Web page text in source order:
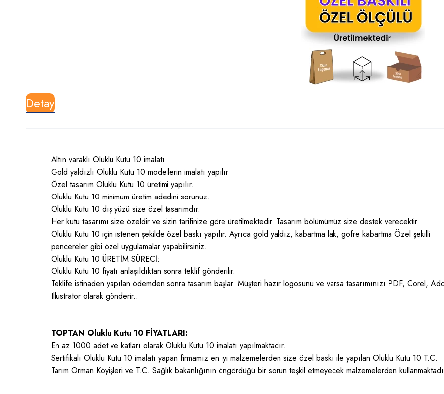
Detay
Altın varaklı Oluklu Kutu 10 imalatı
Gold yaldızlı Oluklu Kutu 10 modellerin imalatı yapılır
Özel tasarım Oluklu Kutu 10 üretimi yapılır.
Oluklu Kutu 10 minimum üretim adedini sorunuz.
Oluklu Kutu 10 dış yüzü size özel tasarımdır.
Her kutu tasarımı size özeldir ve sizin tarifinize göre üretilmektedir. Tasarım bölümümüz size destek verecektir.
Oluklu Kutu 10 için istenen şekilde özel baskı yapılır. Ayrıca gold yaldız, kabartma lak, gofre kabartma Özel şekilli
pencereler gibi özel uygulamalar yapabilirsiniz.
Oluklu Kutu 10 ÜRETİM SÜRECİ:
Oluklu Kutu 10 fiyatı anlaşıldıktan sonra teklif gönderilir.
Teklife istinaden yapılan ödemden sonra tasarım başlar. Müşteri hazır logosunu ve varsa tasarımınızı PDF, Corel,
Illustrator olarak gönderir..
TOPTAN Oluklu Kutu 10 FİYATLARI:
En az 1000 adet ve katları olarak Oluklu Kutu 10 imalatı yapılmaktadır.
Sertifikalı Oluklu Kutu 10 imalatı yapan firmamız en iyi malzemelerden size özel baskı ile yapılan Oluklu Kutu 10 T.C.
Tarım Orman Köyişleri ve T.C. Sağlık bakanlığının öngördüğü bir sorun teşkil etmeyecek malzemelerden